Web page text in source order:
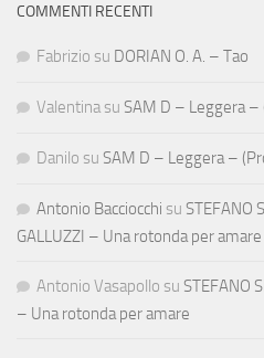
COMMENTI RECENTI
Fabrizio su DORIAN O. A. – Tao
Valentina su SAM D – Leggera –
Danilo su SAM D – Leggera –
Antonio Bacciocchi su STEFANO
GALLUZZI – Una rotonda per amare
Antonio Vasapollo su STEFANO
– Una rotonda per amare